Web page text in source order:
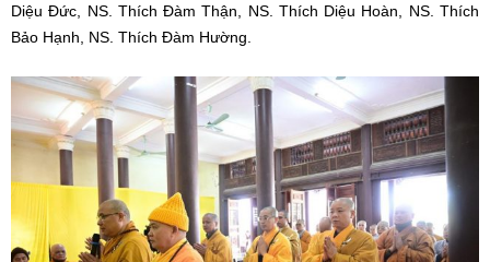
Diệu Đức, NS. Thích Đàm Thận, NS. Thích Diệu Hoàn, NS. Thích
Bảo Hạnh, NS. Thích Đàm Hường.